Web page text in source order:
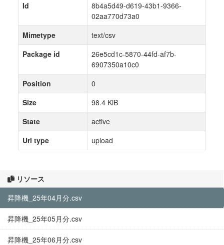
リソース
昇降機_25年04月分.csv
昇降機_25年05月分.csv
昇降機_25年06月分.csv
Id
8b4a5d49-d619-43b1-9366-
02aa770d73a0
Mimetype
text/csv
Package id
26e5cd1c-5870-44fd-af7b-
6907350a10c0
Position
0
Size
98.4 KiB
State
active
Url type
upload